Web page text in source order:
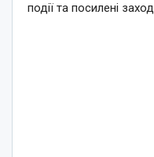
події та посилені